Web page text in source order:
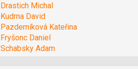
Drastich Michal
Kudrna David
Pazderníková Kateřina
Fryšonc Daniel
Schabsky Adam